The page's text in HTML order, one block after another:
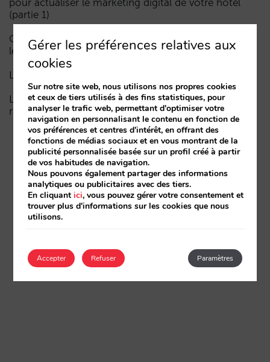
pour actualiser le marketing digital de votre hôtel
(partie 1)
Comment un hôtel apparaît dans les assistants d’IA :
les trois couches de visibilité
La fin de l’ère « Book on Metasearch »
Le funnel dans l’IA est cassé. La clé pour le réparer
réside dans la phase de considération
Gérer les préférences relatives aux
cookies
Sur notre site web, nous utilisons nos propres cookies
et ceux de tiers utilisés à des fins statistiques, pour
analyser le trafic web, permettant d'optimiser votre
navigation en personnalisant le contenu en fonction de
vos préférences et centres d'intérêt, en offrant des
fonctions de médias sociaux et en vous montrant de la
publicité personnalisée basée sur un profil créé à partir
de vos habitudes de navigation.
Nous pouvons également partager des informations
analytiques ou publicitaires avec des tiers.
En cliquantici, vous pouvez gérer votre consentement et
trouver plus d'informations sur les cookies que nous
utilisons.
Accepter Paramètres
Refuser